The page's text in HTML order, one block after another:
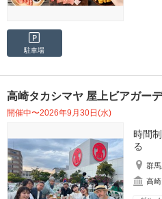
駐車場
高崎タカシマヤ 屋上ビアガー
開催中〜2026年9月30日(水)
時間
る
群
高